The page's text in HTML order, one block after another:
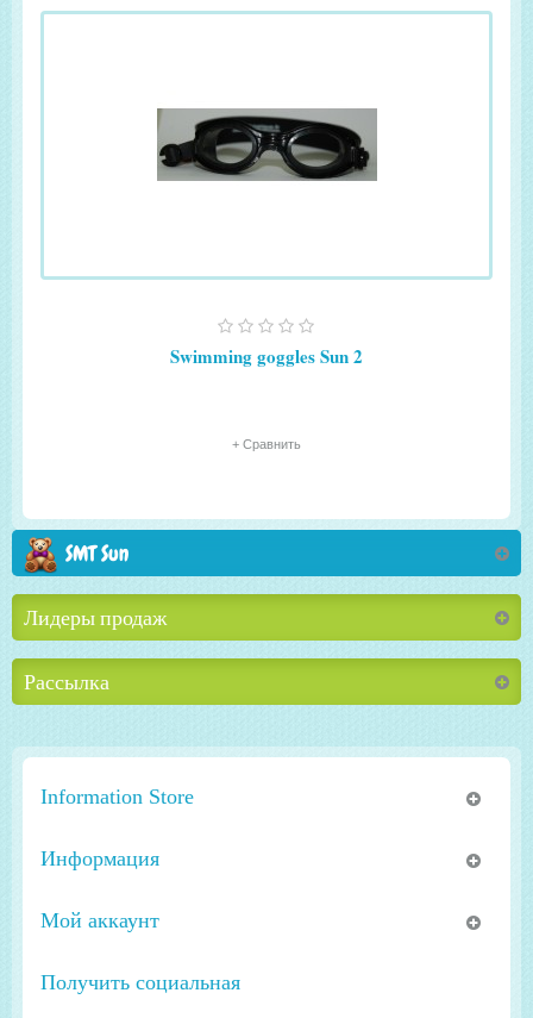
Swimming goggles Sun 2
+ Сравнить
SMT Sun
Лидеры продаж
Рассылка
Information Store
Информация
Мой аккаунт
Получить социальная